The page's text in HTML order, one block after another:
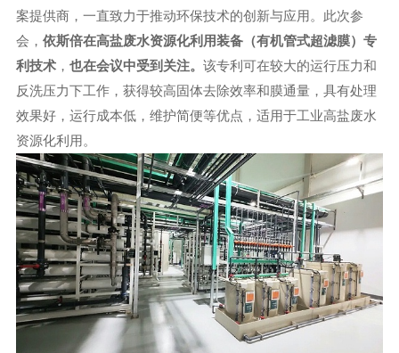
案提供商，一直致力于推动环保技术的创新与应用。此次参
会， 依斯倍在高盐废水资源化利用装备（有机管式超滤膜）专
利技术， 也在会议中受到关注。 该专利可在较大的运行压力和
反洗压力下工作，获得较高固体去除效率和膜通量，具有处理
效果好，运行成本低，维护简便等优点，适用于工业高盐废水
资源化利用。